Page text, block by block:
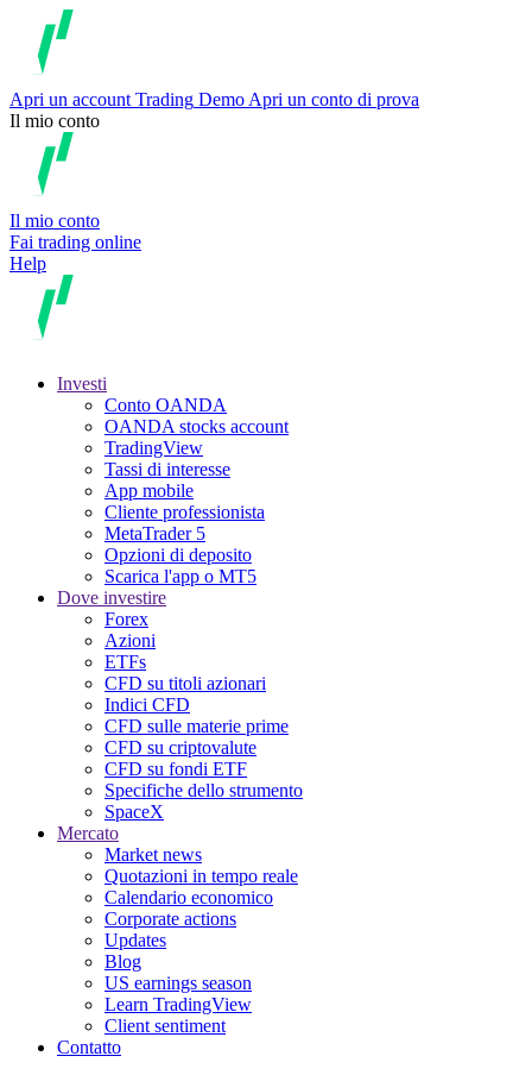
Apri un account Trading Demo Apri un conto di prova
Il mio conto
Il mio conto
Fai trading online
Help
Investi
Conto OANDA
OANDA stocks account
TradingView
Tassi di interesse
App mobile
Cliente professionista
MetaTrader 5
Opzioni di deposito
Scarica l'app o MT5
Dove investire
Forex
Azioni
ETFs
CFD su titoli azionari
Indici CFD
CFD sulle materie prime
CFD su criptovalute
CFD su fondi ETF
Specifiche dello strumento
SpaceX
Mercato
Market news
Quotazioni in tempo reale
Calendario economico
Corporate actions
Updates
Blog
US earnings season
Learn TradingView
Client sentiment
Contatto